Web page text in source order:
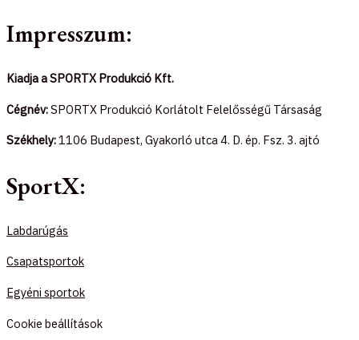
Impresszum:
Kiadja a SPORTX Produkció Kft.
Cégnév:SPORTX Produkció Korlátolt Felelősségű Társaság
Székhely:1106 Budapest, Gyakorló utca 4. D. ép. Fsz. 3. ajtó
SportX:
Labdarúgás
Csapatsportok
Egyéni sportok
Cookie beállítások